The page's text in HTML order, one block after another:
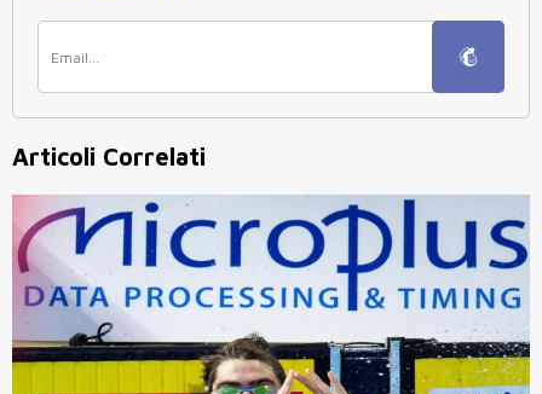
Articoli Correlati